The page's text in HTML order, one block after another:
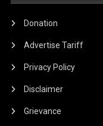
Donation
Advertise Tariff
Privacy Policy
Disclaimer
Grievance